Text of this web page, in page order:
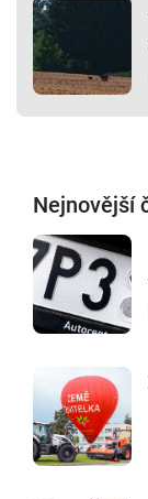
Nejnovější